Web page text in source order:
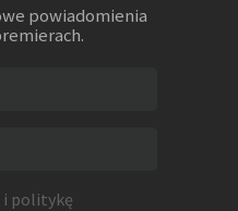
powiadomienia
i politykę